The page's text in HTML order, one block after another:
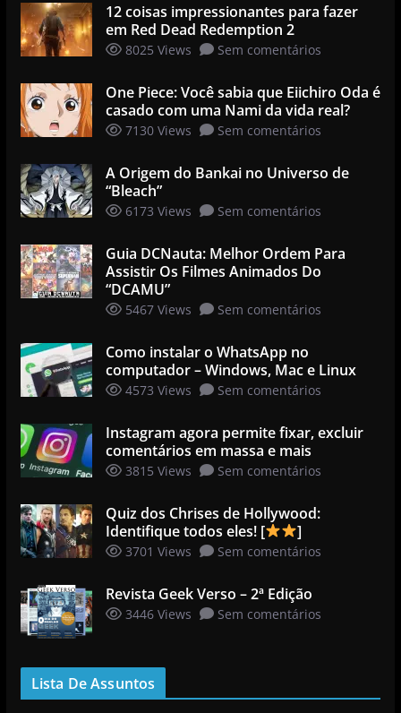
12 coisas impressionantes para fazer
em Red Dead Redemption 2
8025 Views Sem comentários
One Piece: Você sabia que Eiichiro Oda é
casado com uma Nami da vida real?
7130 Views Sem comentários
A Origem do Bankai no Universo de
“Bleach”
6173 Views Sem comentários
Guia DCNauta: Melhor Ordem Para
Assistir Os Filmes Animados Do
“DCAMU”
5467 Views Sem comentários
Como instalar o WhatsApp no
computador – Windows, Mac e Linux
4573 Views Sem comentários
Instagram agora permite fixar, excluir
comentários em massa e mais
3815 Views Sem comentários
Quiz dos Chrises de Hollywood:
Identifique todos eles! [
]
3701 Views Sem comentários
Revista Geek Verso – 2ª Edição
3446 Views Sem comentários
Lista De Assuntos